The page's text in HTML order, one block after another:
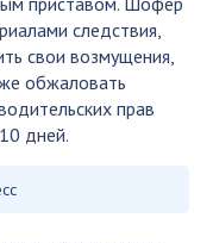
следствия,
свои возмущения,
обжаловать
прав
дней.